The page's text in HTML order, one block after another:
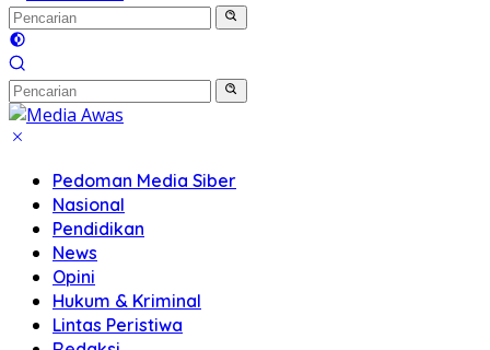
Pedoman Media Siber
Nasional
Pendidikan
News
Opini
Hukum & Kriminal
Lintas Peristiwa